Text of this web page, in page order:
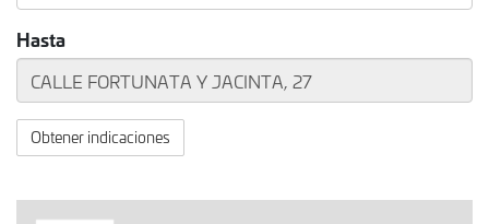
Hasta
Obtener indicaciones